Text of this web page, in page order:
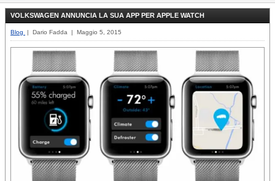
VOLKSWAGEN ANNUNCIA LA SUA APP PER APPLE WATCH
Blog | Dario Fadda | Maggio 5, 2015